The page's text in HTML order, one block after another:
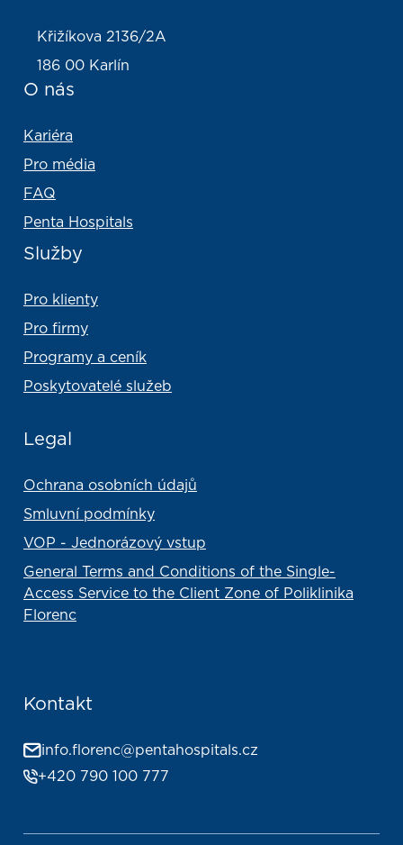
Křižíkova 2136/2A
186 00 Karlín
O nás
Kariéra
Pro média
FAQ
Penta Hospitals
Služby
Pro klienty
Pro firmy
Programy a ceník
Poskytovatelé služeb
Legal
Ochrana osobních údajů
Smluvní podmínky
VOP - Jednorázový vstup
General Terms and Conditions of the Single-
Access Service to the Client Zone of Poliklinika
Florenc
Kontakt
info.florenc@pentahospitals.cz
+420 790 100 777